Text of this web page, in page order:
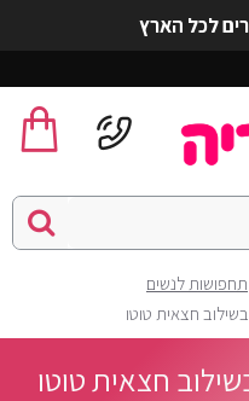
לכל הארץ
תחפושות לנשים
חצאית טוטו
חצאית טוטו